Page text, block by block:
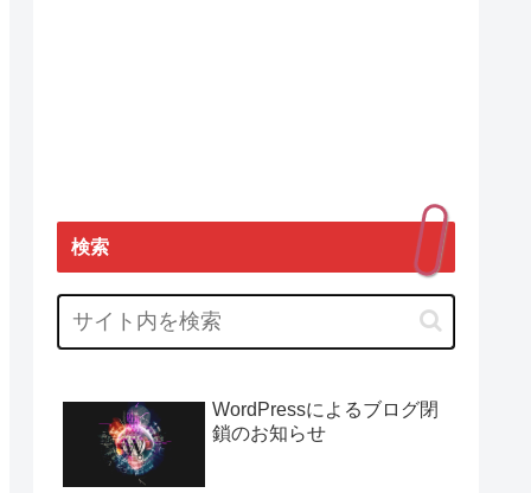
検索
WordPressによるブログ閉
鎖のお知らせ